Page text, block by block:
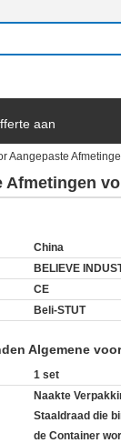
aan
Aangepaste
Afmetingen
China
BELIEVE
CE
Beli-STUT
Algemene
1 set
Naakte
Staaldraad die
de Container